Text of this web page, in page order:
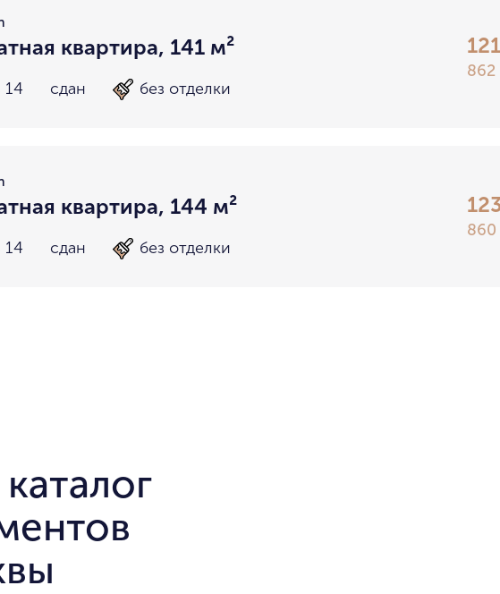
квартира, 141 м²
14 сдан без отделки
862
квартира, 144 м²
14 сдан без отделки
860